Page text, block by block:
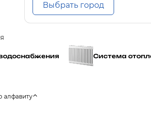
Выбрать город
Система
алфавиту